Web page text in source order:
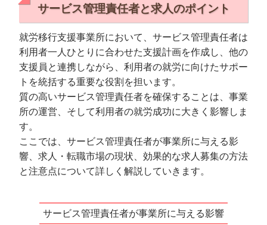
サービス管理責任者と求人のポイント
就労移行支援事業所において、サービス管理責任者は
利用者一人ひとりに合わせた支援計画を作成し、他の
支援員と連携しながら、利用者の就労に向けたサポー
トを統括する重要な役割を担います。
質の高いサービス管理責任者を確保することは、事業
所の運営、そして利用者の就労成功に大きく影響しま
す。
ここでは、サービス管理責任者が事業所に与える影
響、求人・転職市場の現状、効果的な求人募集の方法
と注意点について詳しく解説していきます。
サービス管理責任者が事業所に与える影響